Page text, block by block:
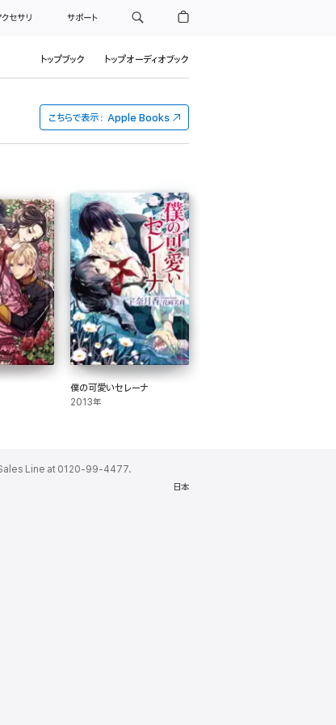
クセサリ サポート
トップブック トップオーディオブック
こちらで表示： Apple Books
僕の可愛いセレーナ
2013年
Sales Line at 0120-99-4477.
日本